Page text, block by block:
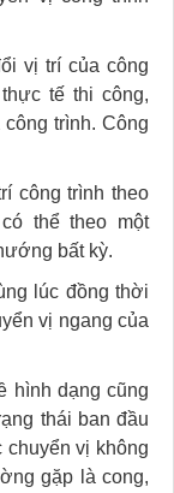
vị trí của công
tế thi công,
trình. Công
công trình theo
thể theo một
bất kỳ.
lúc đồng thời
vị ngang của
hình dạng cũng
thái ban đầu
vị không
gặp là cong,